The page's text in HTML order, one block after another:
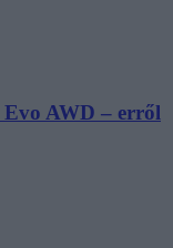
AWD – erről